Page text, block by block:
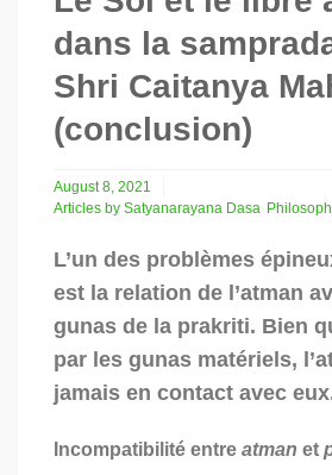
dans la
Shri Caitanya
(conclusion)
August 8, 2021
Articles by Satyanarayana Dasa
L’un des problèmes
est la relation de l’atman
gunas de la prakriti. Bien
par les gunas matériels,
jamais en contact avec
Incompatibilité entre atman et